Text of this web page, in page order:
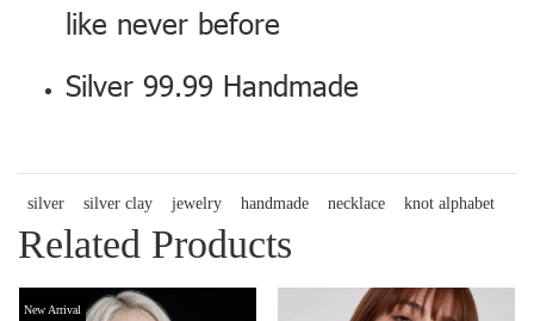
like never before
Silver 99.99 Handmade
silver silver clay jewelry handmade necklace knot alphabet
Related Products
New Arrival